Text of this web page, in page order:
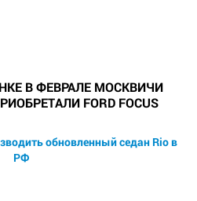
В ФЕВРАЛЕ МОСКВИЧИ
FORD FOCUS